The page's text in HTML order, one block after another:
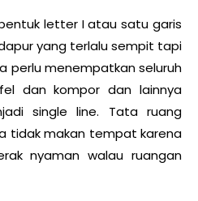
letter I atau satu garis
yang terlalu sempit tapi
perlu menempatkan seluruh
dan kompor dan lainnya
single line. Tata ruang
tidak makan tempat karena
nyaman walau ruangan